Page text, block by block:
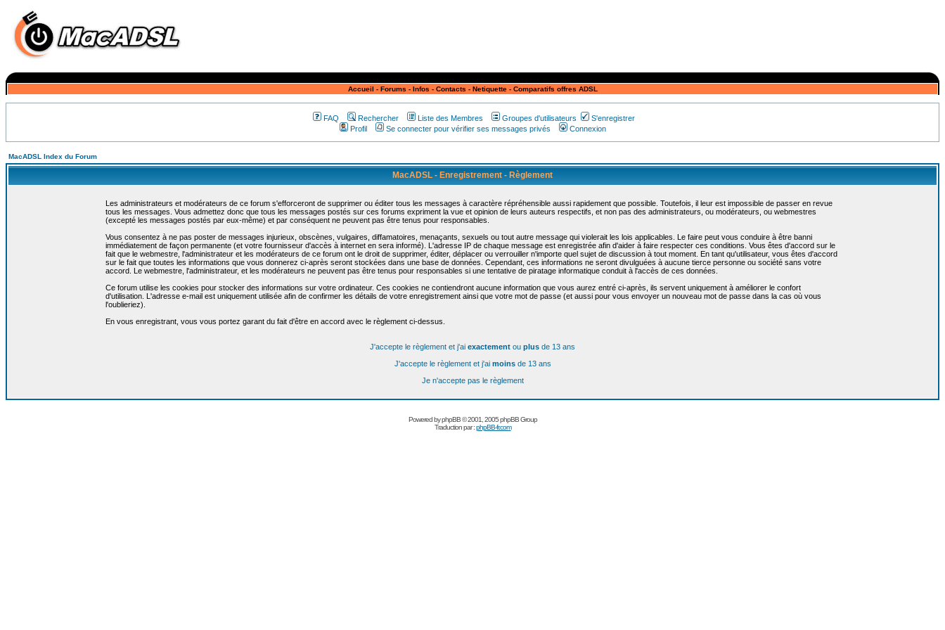
Accueil - Forums - Infos - Contacts - Netiquette- Comparatifs offres ADSL
FAQ Rechercher Liste des Membres Groupes d'utilisateurs
S'enregistrer
Profil
Se connecter pour vérifier ses messages privés Connexion
MacADSL Index du Forum
MacADSL - Enregistrement - Règlement
Les administrateurs et modérateurs de ce forum s'efforceront de supprimer ou éditer tous les messages à caractère répréhensible aussi rapidement que possible. Toutefois, il leur est impossible de passer en revue
tous les messages. Vous admettez donc que tous les messages postés sur ces forums expriment la vue et opinion de leurs auteurs respectifs, et non pas des administrateurs, ou modérateurs, ou webmestres
(excepté les messages postés par eux-même) et par conséquent ne peuvent pas être tenus pour responsables.
Vous consentez à ne pas poster de messages injurieux, obscènes, vulgaires, diffamatoires, menaçants, sexuels ou tout autre message qui violerait les lois applicables. Le faire peut vous conduire à être banni
immédiatement de façon permanente (et votre fournisseur d'accès à internet en sera informé). L'adresse IP de chaque message est enregistrée afin d'aider à faire respecter ces conditions. Vous êtes d'accord sur le
fait que le webmestre, l'administrateur et les modérateurs de ce forum ont le droit de supprimer, éditer, déplacer ou verrouiller n'importe quel sujet de discussion à tout moment. En tant qu'utilisateur, vous êtes d'accord
sur le fait que toutes les informations que vous donnerez ci-après seront stockées dans une base de données. Cependant, ces informations ne seront divulguées à aucune tierce personne ou société sans votre
accord. Le webmestre, l'administrateur, et les modérateurs ne peuvent pas être tenus pour responsables si une tentative de piratage informatique conduit à l'accès de ces données.
Ce forum utilise les cookies pour stocker des informations sur votre ordinateur. Ces cookies ne contiendront aucune information que vous aurez entré ci-après, ils servent uniquement à améliorer le confort
d'utilisation. L'adresse e-mail est uniquement utilisée afin de confirmer les détails de votre enregistrement ainsi que votre mot de passe (et aussi pour vous envoyer un nouveau mot de passe dans la cas où vous
l'oublieriez).
En vous enregistrant, vous vous portez garant du fait d'être en accord avec le règlement ci-dessus.
J'accepte le règlement et j'ai exactement ou plus de 13 ans
J'accepte le règlement et j'ai moinsde 13 ans
Je n'accepte pas le règlement
Powered byphpBB© 2001, 2005 phpBB Group
Traduction par :phpBB-fr.com